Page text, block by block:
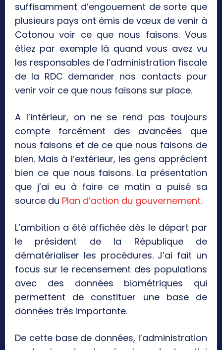
suffisamment d’engouement de sorte que
plusieurs pays ont émis de vœux de venir à
Cotonou voir ce que nous faisons. Vous
étiez par exemple là quand vous avez vu
les responsables de l’administration fiscale
de la RDC demander nos contacts pour
venir voir ce que nous faisons sur place.
A l’intérieur, on ne se rend pas toujours
compte forcément des avancées que
nous faisons et de ce que nous faisons de
bien. Mais à l’extérieur, les gens apprécient
bien ce que nous faisons. La présentation
que j’ai eu à faire ce matin a puisé sa
source du Plan d’action du gouvernement.
L’ambition a été affichée dès le départ par
le président de la République de
dématérialiser les procédures. J’ai fait un
focus sur le recensement des populations
avec des données biométriques qui
permettent de constituer une base de
données très importante.
De cette base de données, l’administration